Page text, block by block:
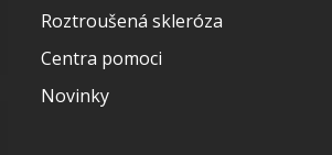
Roztroušená skleróza
Centra pomoci
Novinky